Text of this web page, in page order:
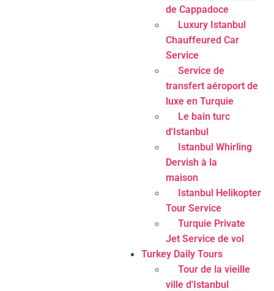
de Cappadoce
Luxury Istanbul
Chauffeured Car
Service
Service de
transfert aéroport de
luxe en Turquie
Le bain turc
d'Istanbul
Istanbul Whirling
Dervish à la
maison
Istanbul Helikopter
Tour Service
Turquie Private
Jet Service de vol
Turkey Daily Tours
Tour de la vieille
ville d'Istanbul